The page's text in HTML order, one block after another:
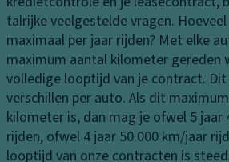
m
p
b
e
di
e
ni
n
je
B
e
k
er
h
o
u
s
m
is
si
e
S
t
a
talrijke veelgestelde vragen.
maximaal per jaar rijden? Met elke
maximum aantal kilometer gereden
volledige looptijd van je contract.
verschillen per auto. Als dit
kilometer is, dan mag je ofwel 5 jaar
rijden, ofwel 4 jaar 50.000 km/jaar
looptijd van onze contracten is